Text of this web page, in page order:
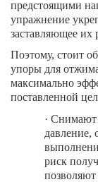
предстоящими
упражнение
заставляющее их
Поэтому, стоит
упоры для
максимально
поставленной
· Снимают
давление,
риск
позволяют